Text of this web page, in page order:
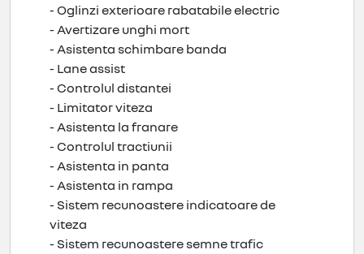
- Oglinzi exterioare rabatabile electric
- Avertizare unghi mort
- Asistenta schimbare banda
- Lane assist
- Controlul distantei
- Limitator viteza
- Asistenta la franare
- Controlul tractiunii
- Asistenta in panta
- Asistenta in rampa
- Sistem recunoastere indicatoare de
viteza
- Sistem recunoastere semne trafic